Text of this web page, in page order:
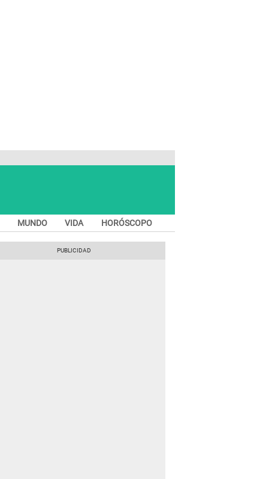
MUNDO VIDA HORÓSCOPO